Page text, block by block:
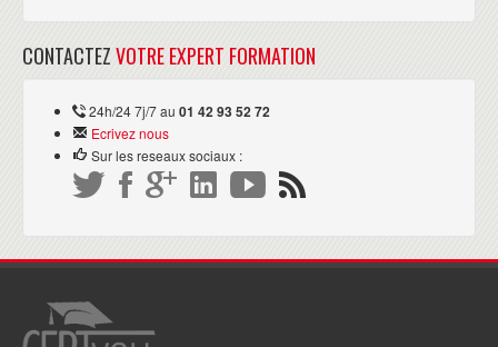
CONTACTEZVOTRE EXPERT FORMATION
24h/24 7j/7 au 01 42 93 52 72
Ecrivez nous
Sur les reseaux sociaux :